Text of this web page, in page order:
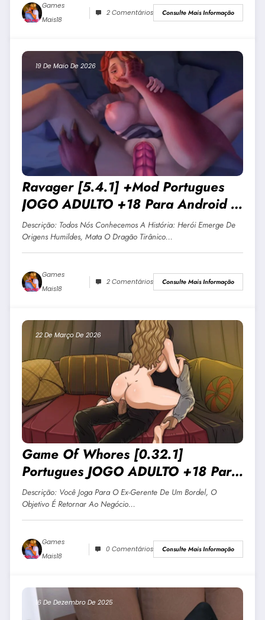
Games
Mais18
2 Comentários Consulte Mais Informação
19 De Maio De 2026
Ravager [5.4.1] +Mod Portugues
JOGO ADULTO +18 Para Android E
PC
Descrição: Todos Nós Conhecemos A História: Herói Emerge De
Origens Humildes, Mata O Dragão Tirânico…
Games
Mais18
2 Comentários Consulte Mais Informação
22 De Março De 2026
Game Of Whores [0.32.1]
Portugues JOGO ADULTO +18 Para
Android E PC
Descrição: Você Joga Para O Ex-Gerente De Um Bordel, O
Objetivo É Retornar Ao Negócio…
Games
Mais18
0 Comentários Consulte Mais Informação
16 De Dezembro De 2025